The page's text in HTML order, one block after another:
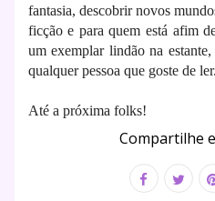
fantasia, descobrir novos
ficção e para quem está afim
um exemplar lindão na
qualquer pessoa que goste de
Até a próxima folks!
Compartilhe